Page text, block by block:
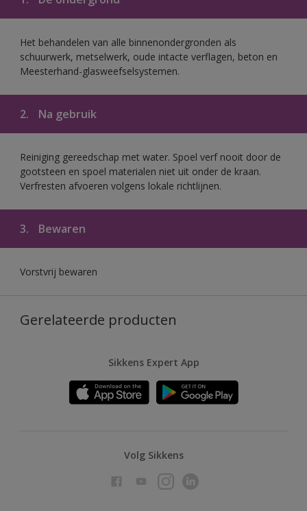
Het behandelen van alle binnenondergronden als
schuurwerk, metselwerk, oude intacte verflagen, beton en
Meesterhand-glasweefselsystemen.
2. Na gebruik
Reiniging gereedschap met water. Spoel verf nooit door de
gootsteen en spoel materialen niet uit onder de kraan.
Verfresten afvoeren volgens lokale richtlijnen.
3. Bewaren
Vorstvrij bewaren
Gerelateerde producten
Sikkens Expert App
Volg Sikkens